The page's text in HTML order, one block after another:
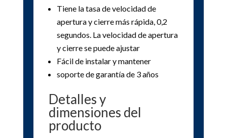
Tiene la tasa de velocidad de
apertura y cierre más rápida, 0,2
segundos. La velocidad de apertura
y cierre se puede ajustar
Fácil de instalar y mantener
soporte de garantía de 3 años
Detalles y
dimensiones del
producto